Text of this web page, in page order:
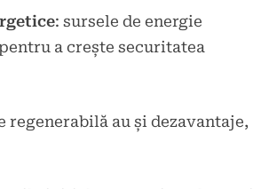
: sursele de energie
a crește securitatea
regenerabilă au și dezavantaje,